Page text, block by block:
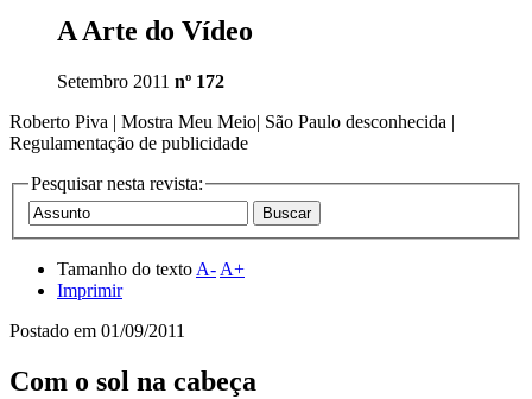
A Arte do Vídeo
Setembro 2011 nº 172
Roberto Piva | Mostra Meu Meio| São Paulo desconhecida |
Regulamentação de publicidade
Pesquisar nesta revista:
Tamanho do texto A- A+
Imprimir
Postado em 01/09/2011
Com o sol na cabeça